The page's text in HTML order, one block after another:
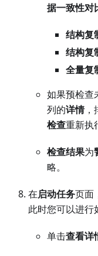
据一致性对
结构复
结构复
全量复
如果预检查
列的详情，
检查重新执
检查结果为
略。
在启动任务页面
此时您可以进行
单击查看详